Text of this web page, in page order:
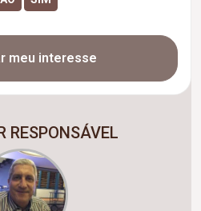
meu interesse
RESPONSÁVEL